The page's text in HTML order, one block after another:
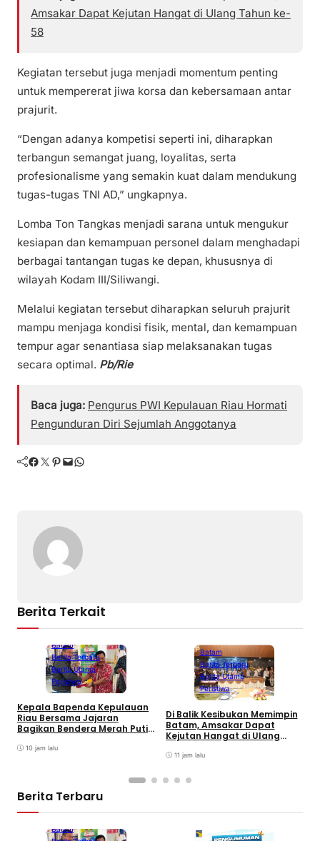
Amsakar Dapat Kejutan Hangat di Ulang Tahun ke-
58
Kegiatan tersebut juga menjadi momentum penting
untuk mempererat jiwa korsa dan kebersamaan antar
prajurit.
“Dengan adanya kompetisi seperti ini, diharapkan
terbangun semangat juang, loyalitas, serta
profesionalisme yang semakin kuat dalam mendukung
tugas-tugas TNI AD,” ungkapnya.
Lomba Ton Tangkas menjadi sarana untuk mengukur
kesiapan dan kemampuan personel dalam menghadapi
berbagai tantangan tugas ke depan, khususnya di
wilayah Kodam III/Siliwangi.
Melalui kegiatan tersebut diharapkan seluruh prajurit
mampu menjaga kondisi fisik, mental, dan kemampuan
tempur agar senantiasa siap melaksanakan tugas
secara optimal. Pb/Rie
Baca juga: Pengurus PWI Kepulauan Riau Hormati
Pengunduran Diri Sejumlah Anggotanya
Facebook Twitter Pinterest Mail WhatsApp
Berita Terkait
Batam
Berita Terbaru
Berita Utama
Peristiwa
Kepala Bapenda Kepulauan
Riau Bersama Jajaran
Bagikan Bendera Merah Putih
Bermotor di Kantor Samsat
10 jam lalu
Batam
Berita Terbaru
Berita Utama
Peristiwa
Di Balik Kesibukan Memimpin
Batam, Amsakar Dapat
Kejutan Hangat di Ulang
11 jam lalu
Berita Terbaru
Batam